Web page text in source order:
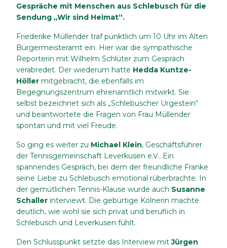
Gespräche mit Menschen aus Schlebusch für die
Sendung „Wir sind Heimat“.
Friederike Müllender traf pünktlich um 10 Uhr im Alten
Bürgermeisteramt ein. Hier war die sympathische
Reporterin mit Wilhelm Schlüter zum Gespräch
verabredet. Der wiederum hatte Hedda Kuntze-
Höller mitgebracht, die ebenfalls im
Begegnungszentrum ehrenamtlich mitwirkt. Sie
selbst bezeichnet sich als „Schlebuscher Urgestein“
und beantwortete die Fragen von Frau Müllender
spontan und mit viel Freude.
So ging es weiter zu Michael Klein, Geschäftsführer
der Tennisgemeinschaft Leverkusen e.V.. Ein
spannendes Gespräch, bei dem der freundliche Franke
seine Liebe zu Schlebusch emotional rüberbrachte. In
der gemütlichen Tennis-Klause wurde auch Susanne
Schaller interviewt. Die gebürtige Kölnerin machte
deutlich, wie wohl sie sich privat und beruflich in
Schlebusch und Leverkusen fühlt.
Den Schlusspunkt setzte das Interview mitJürgen